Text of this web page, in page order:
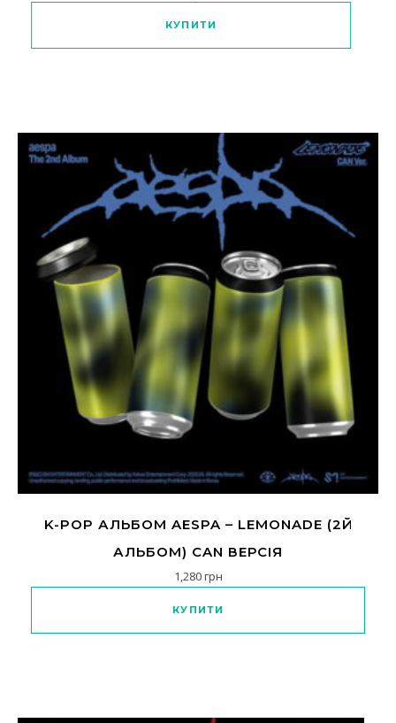
КУПИТИ
K-POP АЛЬБОМ AESPA – LEMONADE (2Й
АЛЬБОМ) CAN ВЕРСІЯ
1,280грн
КУПИТИ